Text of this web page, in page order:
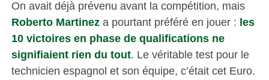
On avait déjà prévenu avant la compétition, mais
Roberto Martineza pourtant préféré en jouer : les
10 victoires en phase de qualifications ne
signifiaient rien du tout. Le véritable test pour le
technicien espagnol et son équipe, c’était cet Euro.